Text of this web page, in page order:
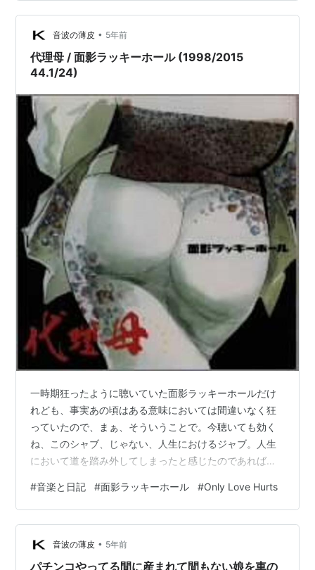
大槻ケンヂのソロプロジェクト「アンダーグラウン
ド・サーチライ」へ参加。
川村結花のアルバム「home again」へ歌詞提供（第
二の「夜空ノムコウ」を目指すもあえなく頓挫、と
川上次郎のアルバム「BON」にコーラス参加。
田口トモロヲ監督作品「アイデン＆ティティ」に友
情出演。
TVアニメ「夏のあらし！」の主題歌を担当。
ちなみに
「好きな男の名前腕にコンパスの針でかいた」は文具メ
ーカー、「あんなに反対してたお義父さんにビールをつ
がれて」はビール会社、「俺のせいで甲子園に行けなか
った」は全国高校野球大会、「たまプラーザ海峡」は東
急ケーブルTV、「ピロウトークタガログ語」はフィリ
ピン政府観光局へと、それぞれタイアップを狙って製作
された楽曲だという。
音波の薄皮 • 5年前
代理母 / 面影ラッキーホール (1998/2015
44.1/24)
一時期狂ったように聴いていた面影ラッキーホールだけ
れども、事実あの頃はある意味においては間違いなく狂
っていたので、まぁ、そういうことで。今聴いても効く
ね、このシャブ、じゃない、人生におけるジャブ。人生
において道を踏み外してしまったと感じたのであれば、
傷口に塩を塗り込むことになると思うから。そう言う時
期に自分もこれを聴いていたのかな、などと思うのだけ
れども、あまりよく思い出せないや、あの頃のことは。
あと、面影ラッキーホールを聴いたなら、これも読むと
いいと思うよ。今さっき読んでみたら、とんでもなく気
#音楽と日記 #面影ラッキーホール #Only Love Hurts
音波の薄皮 • 5年前
パチンコやってる間に産まれて間もない娘を車の